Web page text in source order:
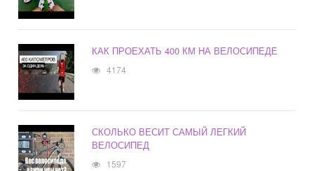
КАК ПРОЕХАТЬ 400 КМ НА ВЕЛОСИПЕДЕ
4174
СКОЛЬКО ВЕСИТ САМЫЙ ЛЕГКИЙ
ВЕЛОСИПЕД
1597